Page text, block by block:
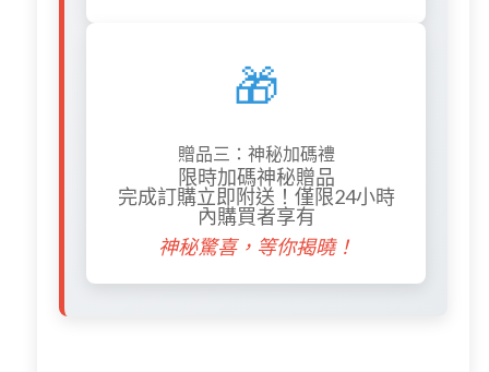
🎁
贈品三：神秘加碼禮
限時加碼神秘贈品
完成訂購立即附送！僅限24小時
內購買者享有
神秘驚喜，等你揭曉！